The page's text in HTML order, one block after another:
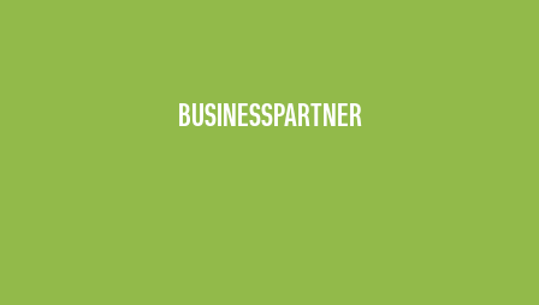
BUSINESSPARTNER